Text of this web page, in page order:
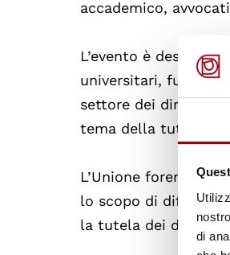
di
accademico,
L’evento è
universitari,
settore dei diritti
tema della tutela
L’Unione forense
lo scopo di
la tutela dei diritti